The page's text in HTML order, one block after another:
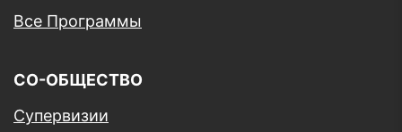
Все Программы
СО-ОБЩЕСТВО
Супервизии